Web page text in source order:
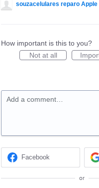
souzacelulares reparo Apple
How important is this to you?
Not at all
Add a comment…
Facebook
or